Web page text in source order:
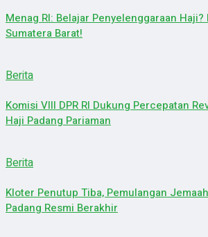
Menag RI: Belajar Penyelenggaraan Haji?
Sumatera Barat!
Berita
Komisi VIII DPR RI Dukung Percepatan
Haji Padang Pariaman
Berita
Kloter Penutup Tiba, Pemulangan
Padang Resmi Berakhir